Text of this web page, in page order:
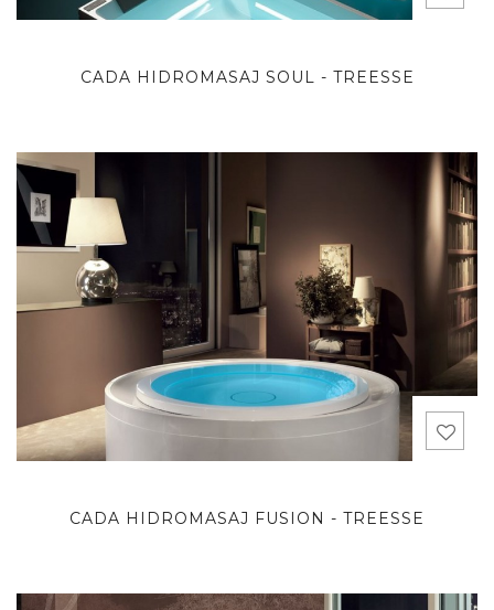
CADA HIDROMASAJ SOUL - TREESSE
CADA HIDROMASAJ FUSION - TREESSE